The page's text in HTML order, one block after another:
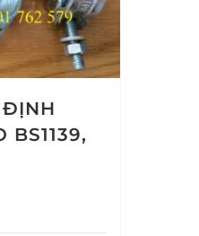
ĐỊNH
BS1139,